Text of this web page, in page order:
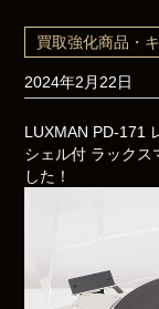
買取強化商品・
2024年2月22日
LUXMAN PD-171
シェル付 ラックス
した！